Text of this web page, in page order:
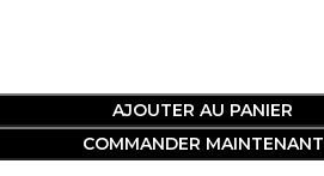
AJOUTER AU PANIER
COMMANDER MAINTENANT